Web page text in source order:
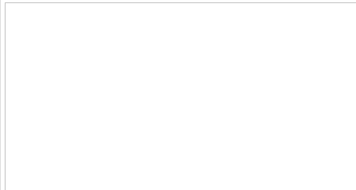
じょう じょうたろう）